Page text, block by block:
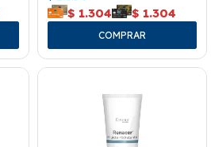
$ 1.304 $ 1.304